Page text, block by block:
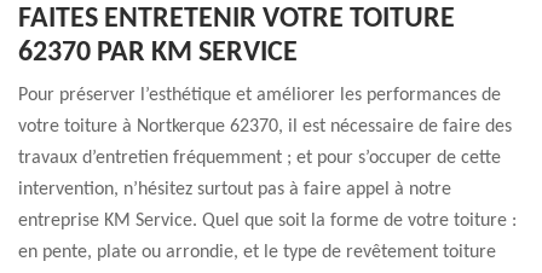
FAITES ENTRETENIR VOTRE TOITURE
62370 PAR KM SERVICE
Pour préserver l’esthétique et améliorer les performances de
votre toiture à Nortkerque 62370, il est nécessaire de faire des
travaux d’entretien fréquemment ; et pour s’occuper de cette
intervention, n’hésitez surtout pas à faire appel à notre
entreprise KM Service. Quel que soit la forme de votre toiture :
en pente, plate ou arrondie, et le type de revêtement toiture